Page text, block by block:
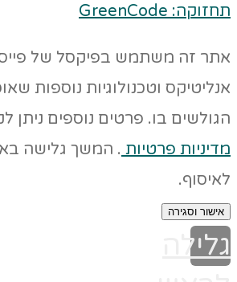
תחזוקה: GreenCode
אתר זה משתמש בפיקסל של
אנליטיקס וטכנולוגיות נוספות
הגולשים בו. פרטים נוספים ניתן
מדיניות פרטיות . המשך גלישה
לאיסוף.
אישור וסגירה
גלילה